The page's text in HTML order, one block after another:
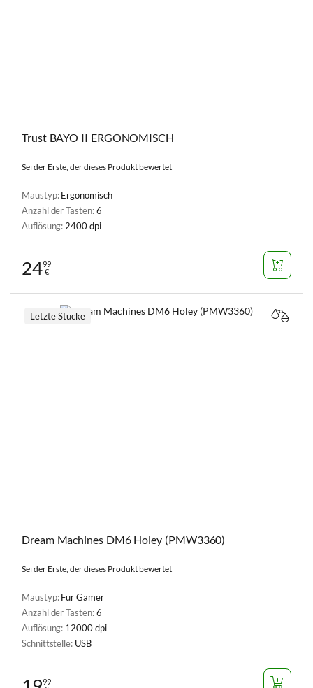
Trust BAYO II ERGONOMISCH
Sei der Erste, der dieses Produkt bewertet
Maustyp:Ergonomisch
Anzahl der Tasten:6
Auflösung:2400 dpi
2499
€
Dream Machines DM6 Holey (PMW3360)
Sei der Erste, der dieses Produkt bewertet
Maustyp:Für Gamer
Anzahl der Tasten:6
Auflösung: 12000 dpi
Schnittstelle: USB
Letzte Stücke
99